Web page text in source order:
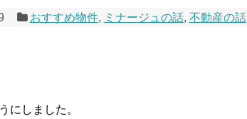
おすすめ物件, ミナージュの話, 不動産の話
にしました。